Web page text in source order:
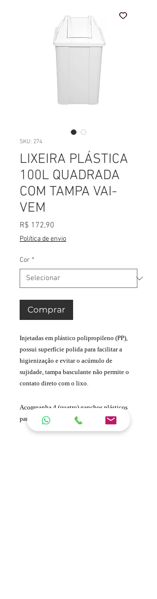
SKU: 274
LIXEIRA PLÁSTICA
100L QUADRADA
COM TAMPA VAI-
VEM
R$ 172,90
Política de envio
Cor *
Comprar
Injetadas em plástico polipropileno (PP),
possui superfície polida para facilitar a
higienização e evitar o acúmulo de
sujidade, tampa basculante não permite o
contato direto com o lixo.
Acompanha 4 (quatro) ganchos plásticos
para fixação do saco de lixo.